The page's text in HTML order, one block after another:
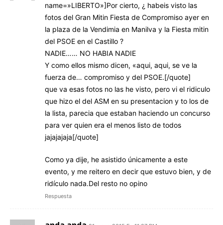
name=»LIBERTO»]Por cierto, ¿ habeis visto las
fotos del Gran Mitin Fiesta de Compromiso ayer en
la plaza de la Vendimia en Manilva y la Fiesta mitin
del PSOE en el Castillo ?
NADIE…… NO HABIA NADIE
Y como ellos mismo dicen, «aqui, aqui, se ve la
fuerza de… compromiso y del PSOE.[/quote]
que va esas fotos no las he visto, pero vi el ridiculo
que hizo el del ASM en su presentacion y to los de
la lista, parecia que estaban haciendo un concurso
para ver quien era el menos listo de todos
jajajajaja[/quote]
Como ya dije, he asistido únicamente a este
evento, y me reitero en decir que estuvo bien, y de
ridículo nada.Del resto no opino
Respuesta